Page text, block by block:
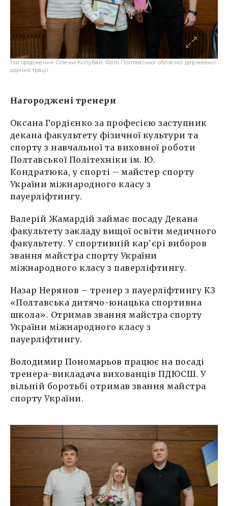
Нагородження Олени Колубай. Фото Полтавської обласної держваної
адміністрації
Нагороджені тренери
Оксана Гордієнко за професією заступник
декана факультету фізичної культури та
спорту з навчальної та виховної роботи
Полтавської Політехніки ім. Ю.
Кондратюка, у спорті – майстер спорту
України міжнародного класу з
пауерліфтингу.
Валерій Жамардій займає посаду Декана
факультету закладу вищої освіти медичного
факультету. У спортивній кар'єрі виборов
звання майстра спорту України
міжнародного класу з паверліфтингу.
Назар Нерянов – тренер з пауерліфтингу КЗ
«Полтавська дитячо-юнацька спортивна
школа». Отримав звання майстра спорту
України міжнародного класу з
пауерліфтингу.
Володимир Пономарьов працює на посаді
тренера-викладача вихованців ПДЮСШ. У
вільній боротьбі отримав звання майстра
спорту України.